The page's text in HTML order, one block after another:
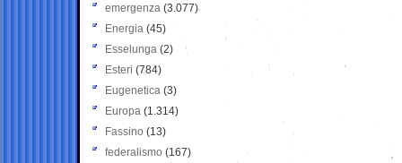
emergenza (3.077)
Energia (45)
Esselunga (2)
Esteri (784)
Eugenetica (3)
Europa (1.314)
Fassino (13)
federalismo (167)